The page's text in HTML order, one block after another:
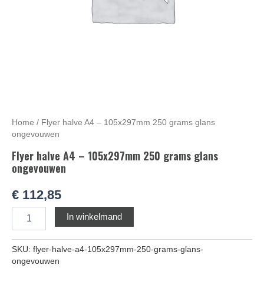
Home / Flyer halve A4 – 105x297mm 250 grams glans
ongevouwen
Flyer halve A4 – 105x297mm 250 grams glans
ongevouwen
€ 112,85
In winkelmand
SKU: flyer-halve-a4-105x297mm-250-grams-glans-
ongevouwen